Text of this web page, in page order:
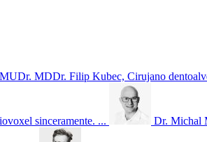
MUDr. MDDr. Filip Kubec, Cirujano
sinceramente. ... Dr. Michal